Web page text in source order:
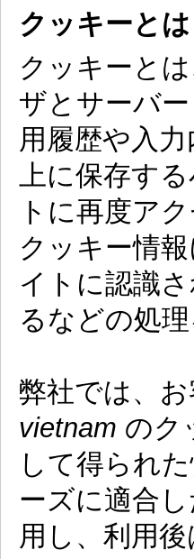
クッキーとは
クッキーと
ザとサーバ
用履歴や入
上に保存す
トに再度ア
クッキー情
イトに認識
るなどの処
弊社では、
vietnam のク
して得られ
ーズに適合
用し、利用